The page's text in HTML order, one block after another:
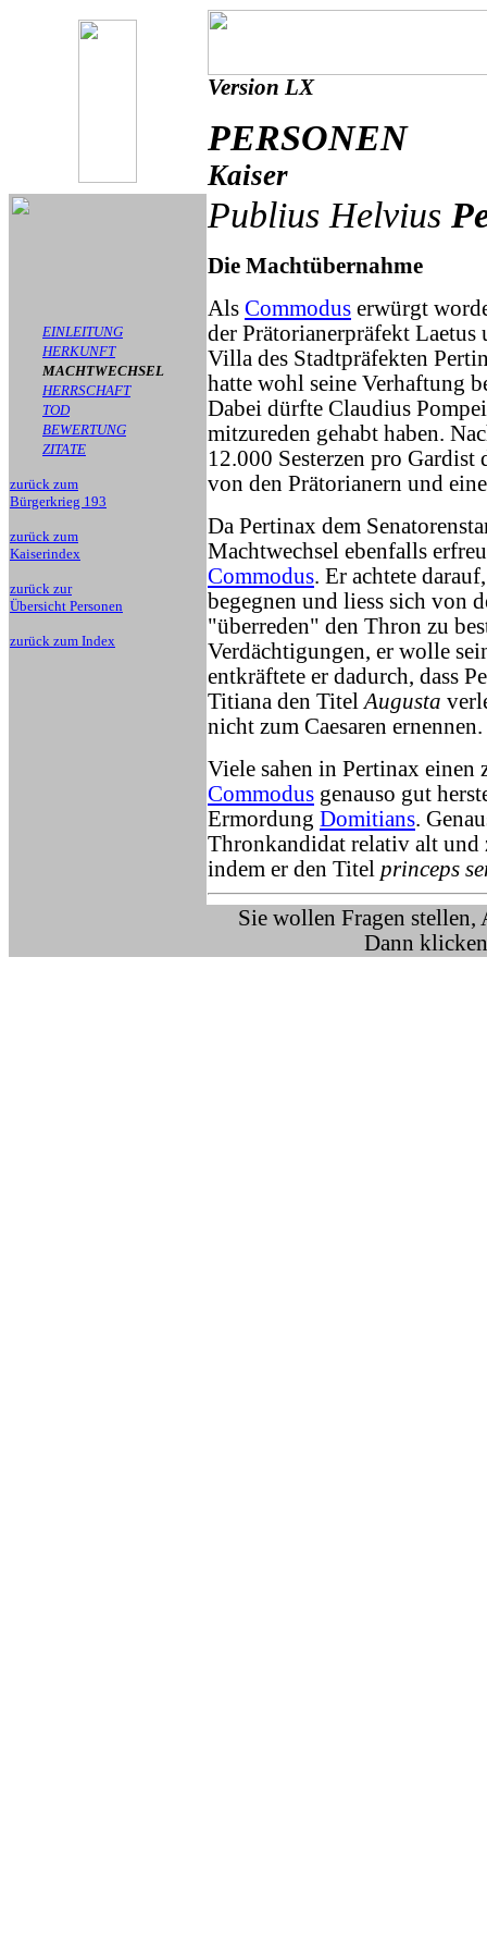
Version LX
PERSONEN
Kaiser
EINLEITUNG
HERKUNFT
MACHTWECHSEL
HERRSCHAFT
TOD
BEWERTUNG
ZITATE
zurück zum
Bürgerkrieg 193
zurück zum
Kaiserindex
zurück zur
Übersicht Personen
zurück zum Index
Publius Helvius
Die Machtübernahme
Als Commodus erwürgt
der Prätorianerpräfekt Laetus
Villa des Stadtpräfekten
hatte wohl seine Verhaftung
Dabei dürfte Claudius
mitzureden gehabt haben.
12.000 Sesterzen pro Gardist
von den Prätorianern und
Da Pertinax dem
Machtwechsel ebenfalls
Commodus. Er achtete
begegnen und liess sich von
"überreden" den Thron zu
Verdächtigungen, er wolle
entkräftete er dadurch, dass
Titiana den Titel Augusta
nicht zum Caesaren ernennen.
Viele sahen in Pertinax einen
Commodus genauso gut
Ermordung Domitians.
Thronkandidat relativ alt und
indem er den Titel princeps
Sie wollen Fragen stellen,
Dann